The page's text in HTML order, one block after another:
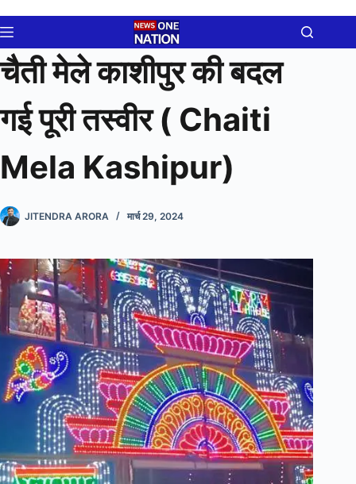
to
content
चैती मेले काशीपुर की बदल
गई पूरी तस्वीर ( Chaiti
Mela Kashipur)
JITENDRA ARORA मार्च 29, 2024